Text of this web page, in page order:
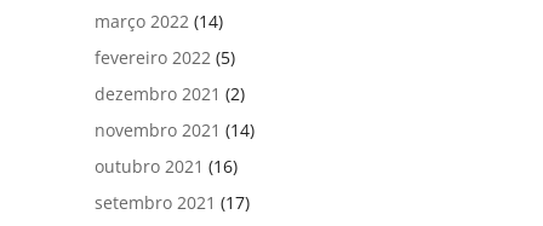
março 2022 (14)
fevereiro 2022 (5)
dezembro 2021 (2)
novembro 2021 (14)
outubro 2021 (16)
setembro 2021 (17)